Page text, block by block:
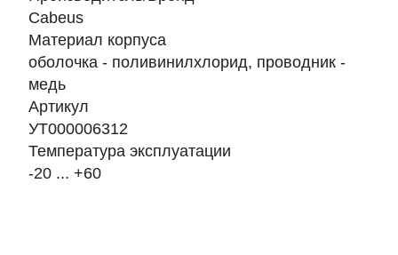
Cabeus
Материал корпуса
оболочка - поливинилхлорид, проводник -
медь
Артикул
УТ000006312
Температура эксплуатации
-20 ... +60